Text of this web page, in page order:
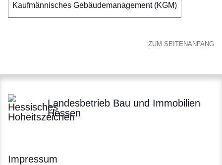
Kaufmännisches Gebäudemanagement (KGM)
ZUM SEITENANFANG
Landesbetrieb Bau und Immobilien
Hessen
Impressum